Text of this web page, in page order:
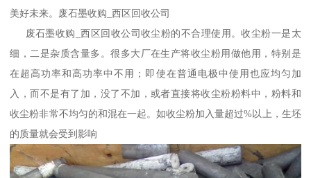
美好未来。废石墨收购_西区回收公司
废石墨收购_西区回收公司收尘粉的不合理使用。收尘粉一是太
细，二是杂质含量多。很多大厂在生产将收尘粉用做他用，特别是
在超高功率和高功率中不用；即使在普通电极中使用也应均匀加
入，而不是有了加，没了不加，或者直接将收尘粉粉料中，粉料和
收尘粉非常不均匀的和混在一起。如收尘粉加入量超过%以上，生坯
的质量就会受到影响